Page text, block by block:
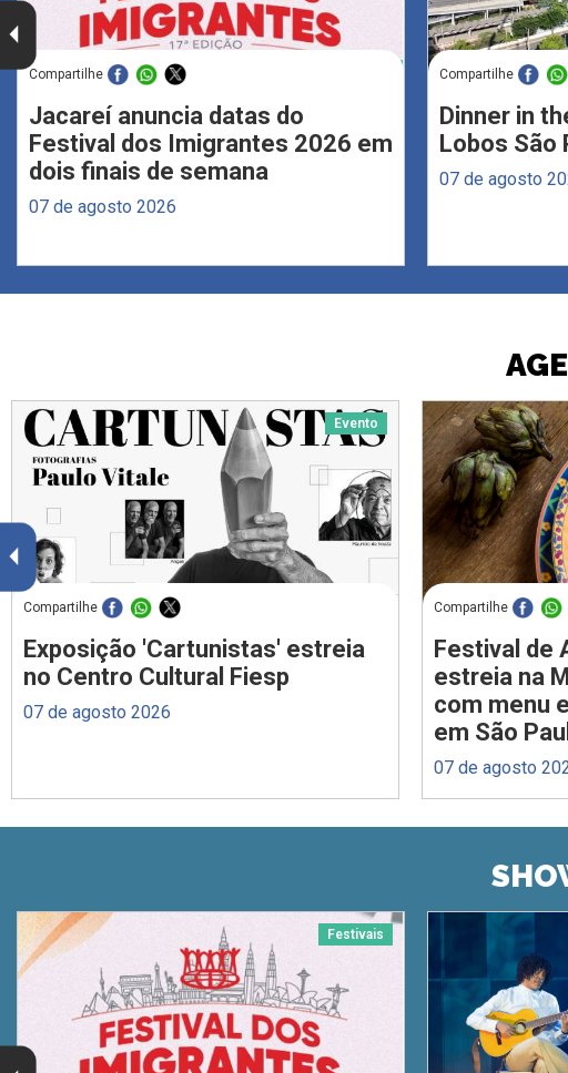
Compartilhe
Jacareí anuncia datas do
Festival dos Imigrantes 2026 em
dois finais de semana
07 de agosto 2026
Compartilhe
Dinner in
Lobos São
07 de agosto
Evento
Compartilhe
Exposição 'Cartunistas' estreia
no Centro Cultural Fiesp
07 de agosto 2026
Compartilhe
Festival de
estreia na
com menu
em São
07 de agosto
Festivais